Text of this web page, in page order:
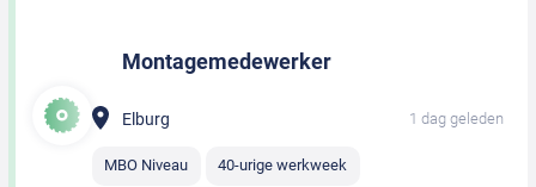
Montagemedewerker
Elburg 1 dag geleden
MBO Niveau 40-urige werkweek